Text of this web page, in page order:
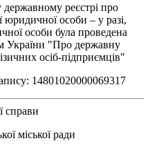
реєстрі про
юридичної особи – у разі,
особи була проведена
України "Про державну
осіб-підприємців"
14801020000069317
справи
міської ради